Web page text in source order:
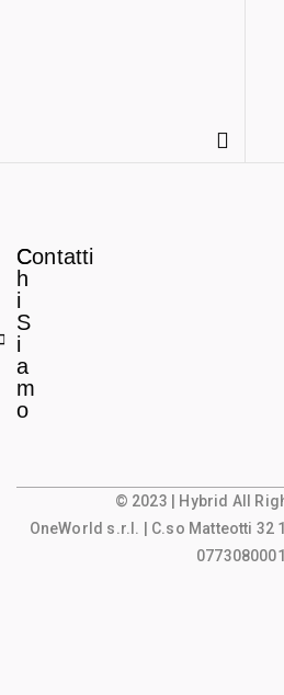
C
h
i
S
i
a
m
o
Contatti
© 2023 | Hybrid All
OneWorld s.r.l.
| C.so Matteotti 32